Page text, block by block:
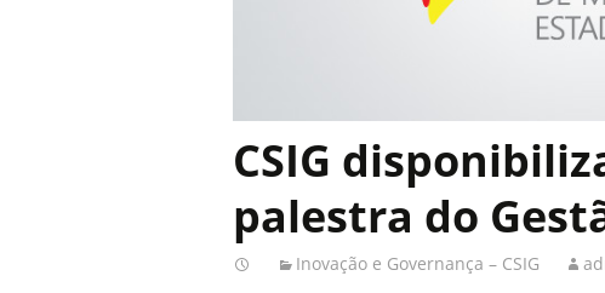
CSIG
palestra do
Inovação e Governança – CSIG